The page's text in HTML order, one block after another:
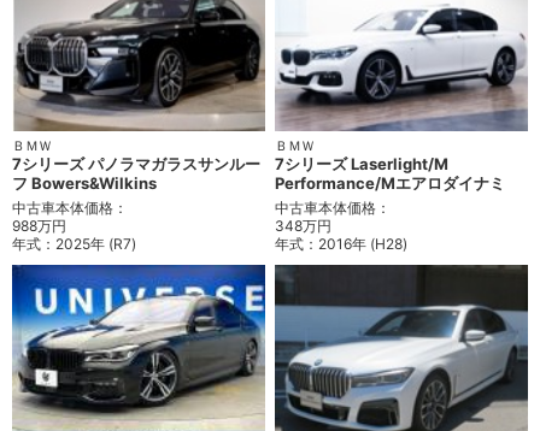
ＢＭＷ
7シリーズ パノラマガラスサンルー
フ Bowers&Wilkins
中古車本体価格：
988万円
年式： 2025年 (R7)
ＢＭＷ
7シリーズ Laserlight/M
Performance/Mエアロダイナミ
中古車本体価格：
348万円
年式： 2016年 (H28)